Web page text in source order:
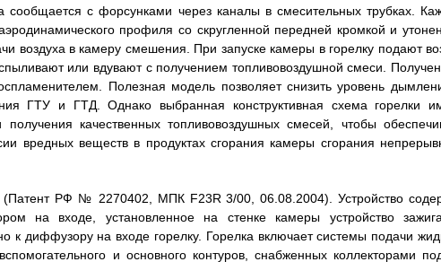
сообщается с форсунками через каналы в смесительных трубках.
профиля со скругленной передней кромкой и
воздуха в камеру смешения. При запуске камеры в горелку подают
или вдувают с получением топливовоздушной смеси.
Полезная модель позволяет снизить уровень
ГТУ и ГТД. Однако выбранная конструктивная схема горелки
качественных топливовоздушных смесей, чтобы
вредных веществ в продуктах сгорания камеры сгорания
(Патент РФ № 2270402, МПК F23R 3/00, 06.08.2004). Устройство
на входе, установленное на стенке камеры устройство
к диффузору на входе горелку. Горелка включает системы подачи
и основного контуров, снабженных коллекторами